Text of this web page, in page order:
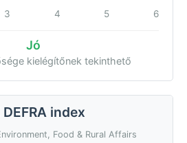
3 4 5 6
Jó
kielégítőnek tekinthető
DEFRA index
Food & Rural Affairs